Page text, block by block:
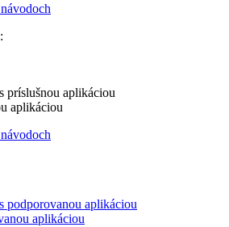
príslušnou aplikáciou
aplikáciou
s podporovanou aplikáciou
aplikáciou